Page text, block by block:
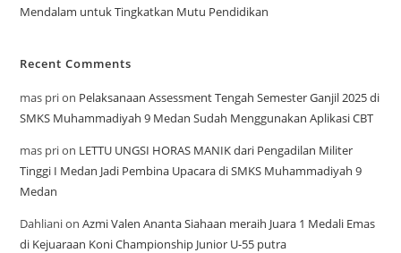
Mendalam untuk Tingkatkan Mutu Pendidikan
Recent Comments
mas prion Pelaksanaan Assessment Tengah Semester Ganjil 2025 di
SMKS Muhammadiyah 9 Medan Sudah Menggunakan Aplikasi CBT
mas prion LETTU UNGSI HORAS MANIK dari Pengadilan Militer
Tinggi I Medan Jadi Pembina Upacara di SMKS Muhammadiyah 9
Medan
DahlianionAzmi Valen Ananta Siahaan meraih Juara 1 Medali Emas
di Kejuaraan Koni Championship Junior U-55 putra